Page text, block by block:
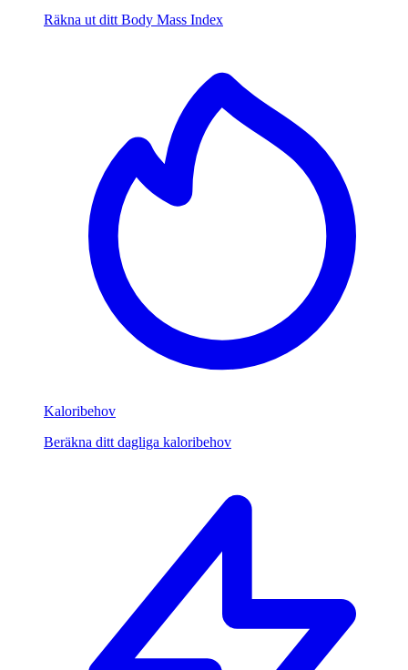
Räkna ut ditt Body Mass Index
Kaloribehov
Beräkna ditt dagliga kaloribehov